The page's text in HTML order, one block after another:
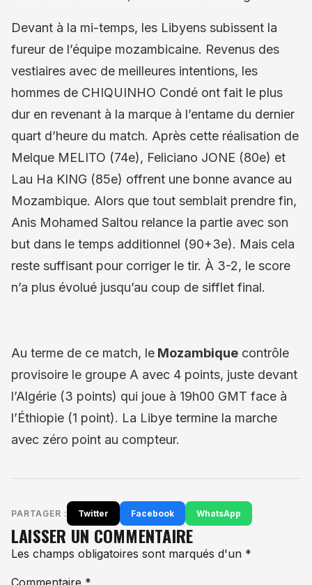
Devant à la mi-temps, les Libyens subissent la
fureur de l’équipe mozambicaine. Revenus des
vestiaires avec de meilleures intentions, les
hommes de CHIQUINHO Condé ont fait le plus
dur en revenant à la marque à l’entame du dernier
quart d’heure du match. Après cette réalisation de
Melque MELITO (74e), Feliciano JONE (80e) et
Lau Ha KING (85e) offrent une bonne avance au
Mozambique. Alors que tout semblait prendre fin,
Anis Mohamed Saltou relance la partie avec son
but dans le temps additionnel (90+3e). Mais cela
reste suffisant pour corriger le tir. À 3-2, le score
n’a plus évolué jusqu’au coup de sifflet final.
Au terme de ce match, le Mozambique contrôle
provisoire le groupe A avec 4 points, juste devant
l’Algérie (3 points) qui joue à 19h00 GMT face à
l’Éthiopie (1 point). La Libye termine la marche
avec zéro point au compteur.
PARTAGER : Twitter Facebook WhatsApp
LAISSER UN COMMENTAIRE
Les champs obligatoires sont marqués d'un *
Commentaire *